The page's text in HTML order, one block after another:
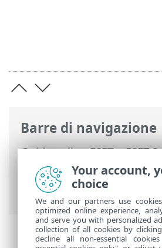
Barre di navigazione
Guida online ESET>ESET
Premium
>Configurazione
Individuazione e
> Supporto tecnico
Your account,
choice
We and our partners use
optimized online experience,
and serve you with personalized
collection of all cookies by
decline all non-essential